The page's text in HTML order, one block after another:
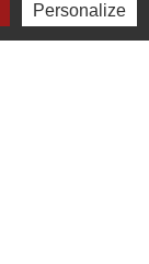
Personalize